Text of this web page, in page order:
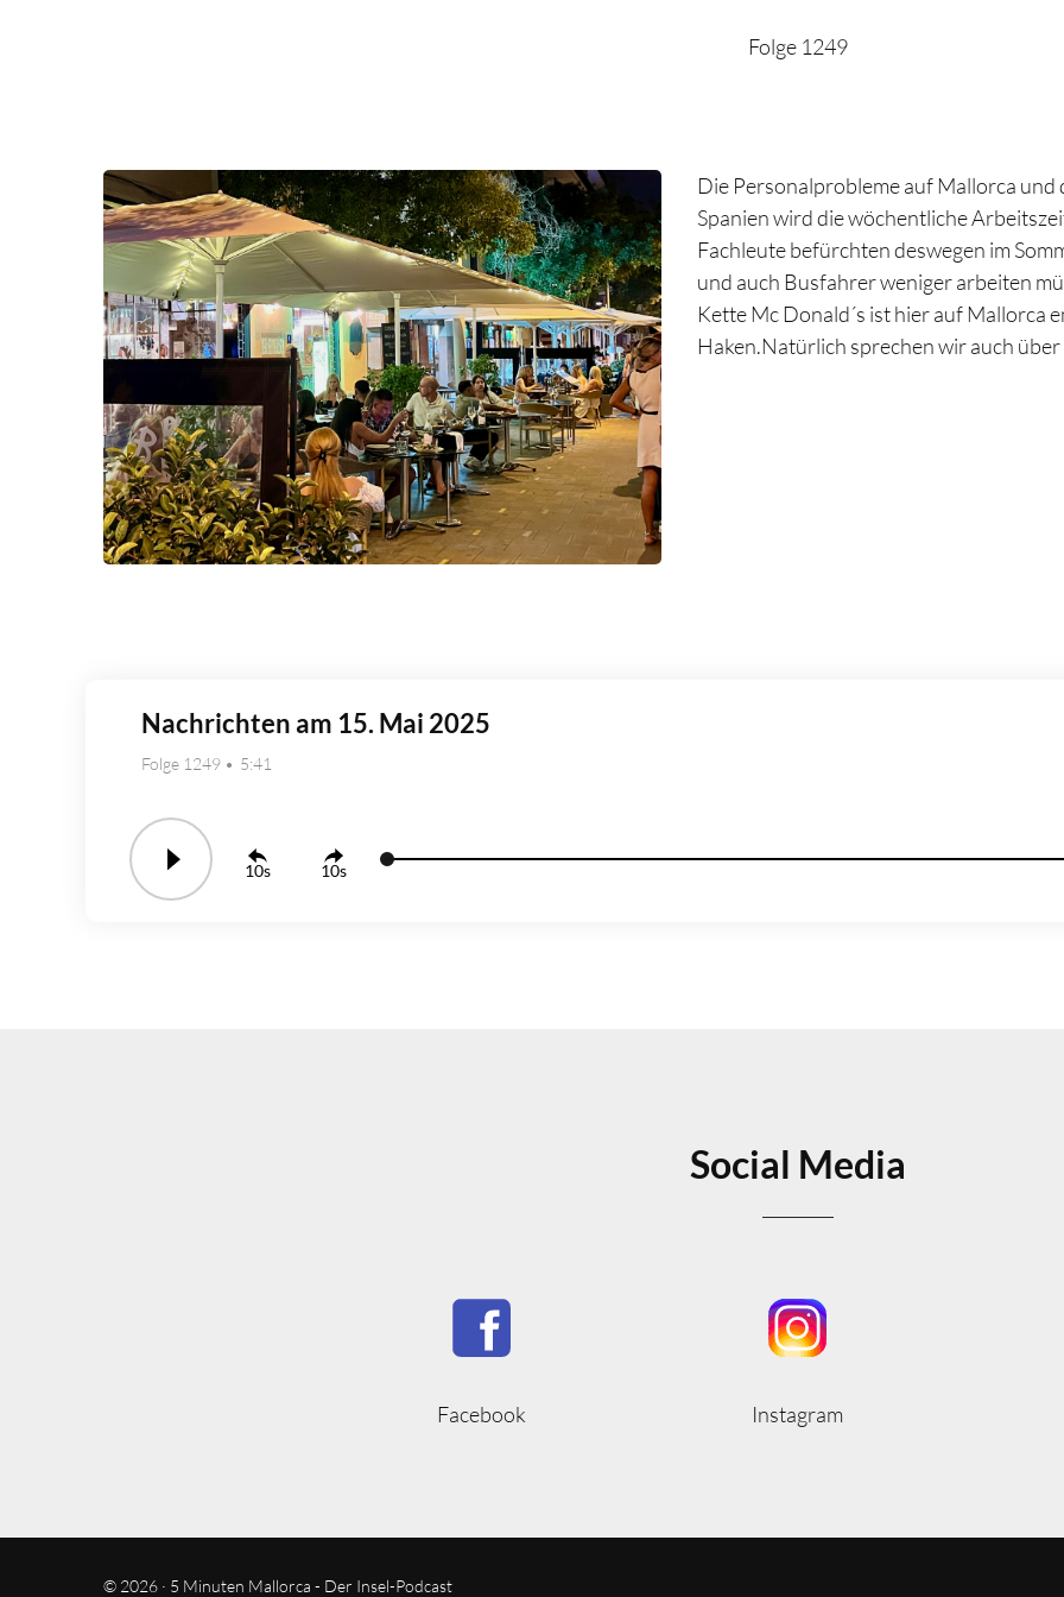
Folge 1249
Die Personalprobleme auf Mallorca
Spanien wird die wöchentliche
Fachleute befürchten deswegen im
und auch Busfahrer weniger arbeiten
Kette Mc Donald´s ist hier auf Mallorca
Haken.Natürlich sprechen wir auch
Nachrichten am 15. Mai 2025
Folge 1249 5:41
10 10
Social Media
Facebook Instagram
© 2026 · 5 Minuten Mallorca - Der Insel-Podcast